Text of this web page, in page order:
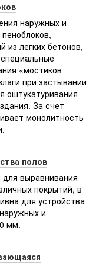
наружных и
из легких бетонов,
«мостиков
при застывании
оштукатуривания
За счет
монолитность
полов
выравнивания
покрытий, в
для устройства
и
мм.